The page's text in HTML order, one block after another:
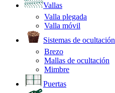
Vallas
Valla plegada
Valla móvil
Sistemas de ocultación
Brezo
Mallas de ocultación
Mimbre
Puertas